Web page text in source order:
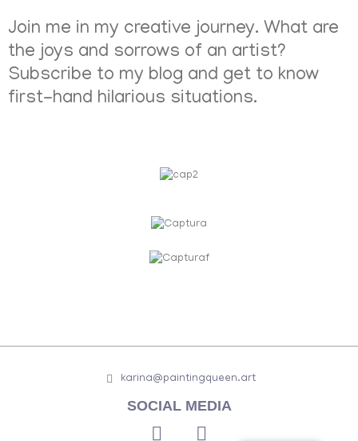
Join me in my creative journey. What are
the joys and sorrows of an artist?
Subscribe to my blog and get to know
first-hand hilarious situations.
karina@paintingqueen.art
SOCIAL MEDIA
F
I